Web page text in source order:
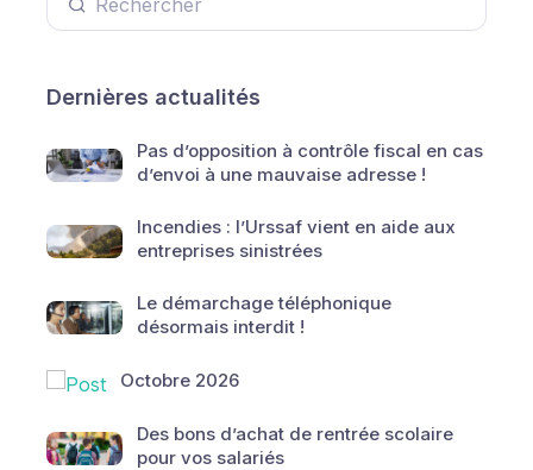
Dernières actualités
Pas d’opposition à contrôle fiscal en cas
d’envoi à une mauvaise adresse !
Incendies : l’Urssaf vient en aide aux
entreprises sinistrées
Le démarchage téléphonique
désormais interdit !
Octobre 2026
Des bons d’achat de rentrée scolaire
pour vos salariés